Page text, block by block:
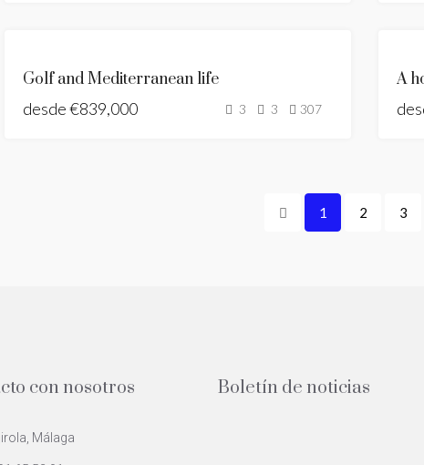
CONSTRUCCIÓN
NUEVO LISTADO
Golf and Mediterranean life
desde€839,000 3 3 307
A
1 2 3
con nosotros
Málaga
Boletín de noticias